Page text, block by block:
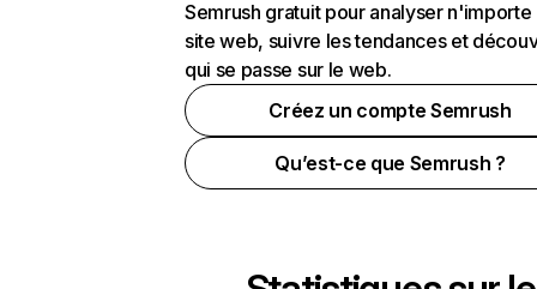
Semrush gratuit pour analyser n'importe
site web, suivre les tendances et
qui se passe sur le web.
Créez un compte Semrush
Qu’est-ce que Semrush ?